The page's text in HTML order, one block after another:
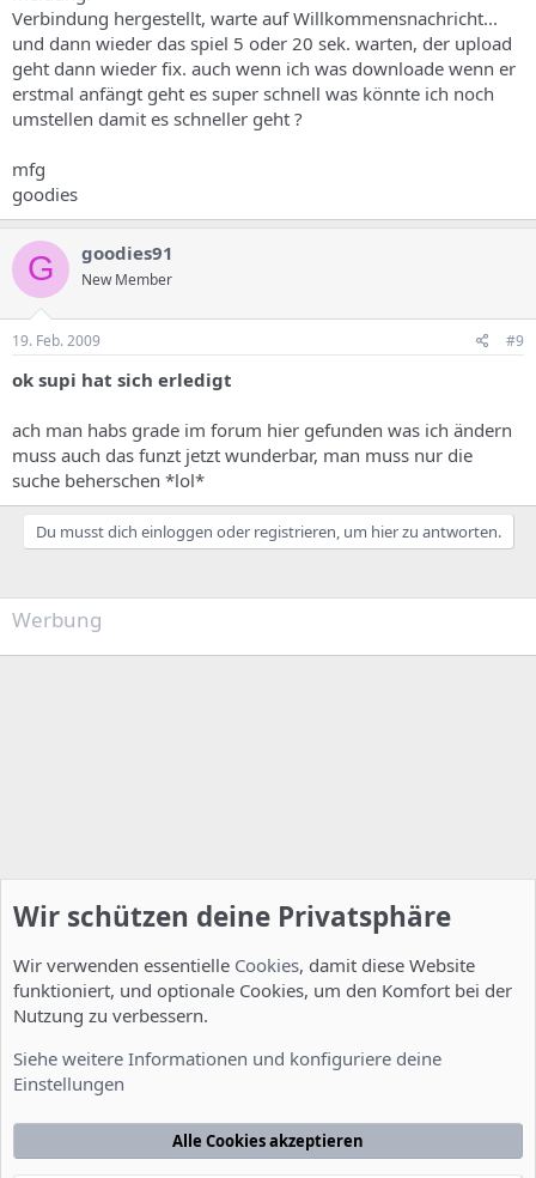
Verbindung hergestellt, warte auf Willkommensnachricht...
und dann wieder das spiel 5 oder 20 sek. warten, der upload
geht dann wieder fix. auch wenn ich was downloade wenn er
erstmal anfängt geht es super schnell was könnte ich noch
umstellen damit es schneller geht ?
mfg
goodies
G goodies91
New Member
19. Feb. 2009 #9
ok supi hat sich erledigt
ach man habs grade im forum hier gefunden was ich ändern
muss auch das funzt jetzt wunderbar, man muss nur die
suche beherschen *lol*
Du musst dich einloggen oder registrieren, um hier zu antworten.
Werbung
Nutzungsbedingungen Datenschutzerklärung
Startseite
Wir schützen deine Privatsphäre
Wir verwenden essentielle Cookies, damit diese Website
funktioniert, und optionale Cookies, um den Komfort bei der
Nutzung zu verbessern.
Siehe weitere Informationen und konfiguriere deine
Einstellungen
Alle Cookies akzeptieren